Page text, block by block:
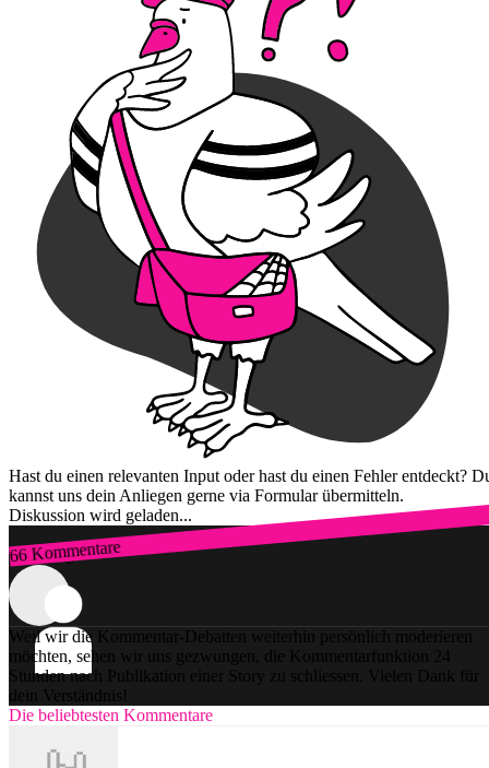
Hast du einen relevanten Input oder hast du einen Fehler entdeckt?
kannst uns dein Anliegen gerne via Formular übermitteln.
Diskussion wird geladen...
66 Kommentare
Zum Login
Weil wir die Kommentar-Debatten weiterhin persönlich moderieren
möchten, sehen wir uns gezwungen, die Kommentarfunktion 24
Stunden nach Publikation einer Story zu schliessen. Vielen Dank für
dein Verständnis!
Die beliebtesten Kommentare